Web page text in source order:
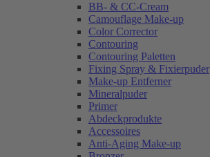
BB- & CC-Cream
Camouflage Make-up
Color Corrector
Contouring
Contouring Paletten
Fixing Spray & Fixierpuder
Make-up Entferner
Mineralpuder
Primer
Abdeckprodukte
Accessoires
Anti-Aging Make-up